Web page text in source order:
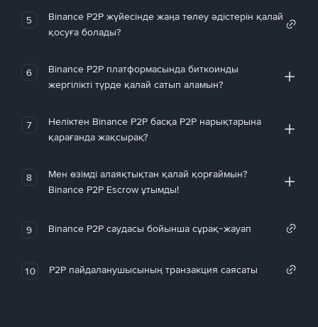
5
Binance P2P жүйесінде жаңа төлеу әдістерін қалай
қосуға болады?
6
Binance P2P платформасында биткоинды
жергілікті түрде қалай сатып аламын?
7
Неліктен Binance P2P басқа P2P нарықтарына
қарағанда жақсырақ?
8
Мен өзімді алаяқтықтан қалай қорғаймын?
Binance P2P Escrow ұтымды!
9 Binance P2P саудасы бойынша сұрақ-жауап
10 P2P пайдаланушысының транзакция саясаты